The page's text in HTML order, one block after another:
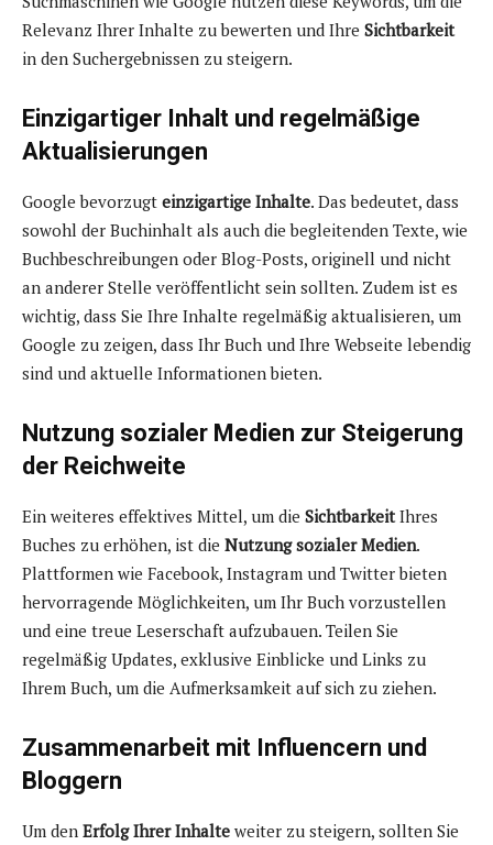
Relevanz Ihrer Inhalte zu bewerten und Ihre Sichtbarkeit
in den Suchergebnissen zu steigern.
Einzigartiger Inhalt und regelmäßige
Aktualisierungen
Google bevorzugt einzigartige Inhalte. Das bedeutet, dass
sowohl der Buchinhalt als auch die begleitenden Texte, wie
Buchbeschreibungen oder Blog-Posts, originell und nicht
an anderer Stelle veröffentlicht sein sollten. Zudem ist es
wichtig, dass Sie Ihre Inhalte regelmäßig aktualisieren, um
Google zu zeigen, dass Ihr Buch und Ihre Webseite lebendig
sind und aktuelle Informationen bieten.
Nutzung sozialer Medien zur Steigerung
der Reichweite
Ein weiteres effektives Mittel, um die SichtbarkeitIhres
Buches zu erhöhen, ist die Nutzung sozialer Medien.
Plattformen wie Facebook, Instagram und Twitter bieten
hervorragende Möglichkeiten, um Ihr Buch vorzustellen
und eine treue Leserschaft aufzubauen. Teilen Sie
regelmäßig Updates, exklusive Einblicke und Links zu
Ihrem Buch, um die Aufmerksamkeit auf sich zu ziehen.
Zusammenarbeit mit Influencern und
Bloggern
Um den Erfolg Ihrer Inhalte weiter zu steigern, sollten Sie